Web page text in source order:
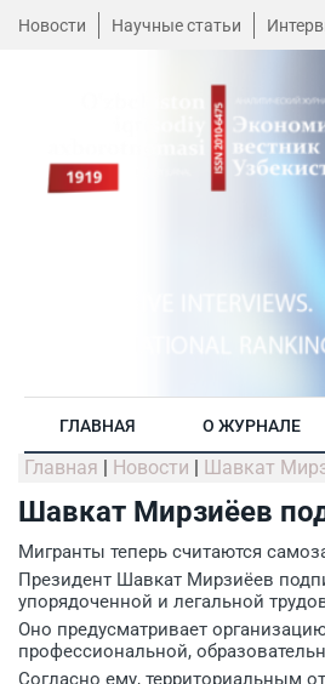
Новости Научные статьи
ГЛАВНАЯ О ЖУРНАЛЕ
Главная | Новости | Шавкат
Шавкат Мирзиёев
Мигранты теперь считаются
Президент Шавкат Мирзиёев
упорядоченной и легальной
Оно предусматривает
профессиональной,
Согласно ему, территориальным